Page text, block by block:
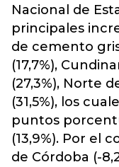
Nacional de
principales
de cemento
(17,7%),
(27,3%), Norte
(31,5%), los
puntos
(13,9%). Por el
de Córdoba (-